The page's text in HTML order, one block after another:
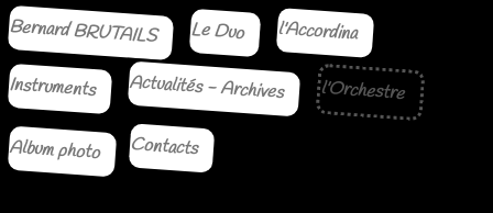
Bernard BRUTAILS Le Duo l'Accordina
Instruments Actualités - Archives l'Orchestre
Album photo Contacts